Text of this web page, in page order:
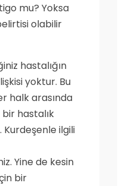
mu? Yoksa
olabilir
hastalığın
yoktur. Bu
halk arasında
hastalık
ilgili
Yine de kesin
bir